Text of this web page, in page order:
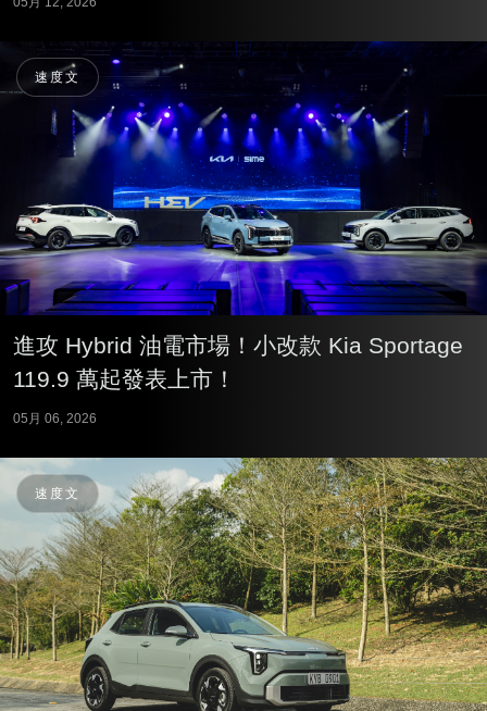
速度文
進攻 Hybrid 油電市場！小改款 Kia Sportage
119.9 萬起發表上市！
05月 06, 2026
速度文